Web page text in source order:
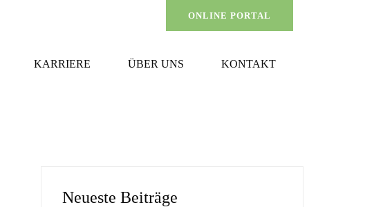
ONLINE PORTAL
KARRIERE ÜBER UNS KONTAKT
Neueste Beiträge